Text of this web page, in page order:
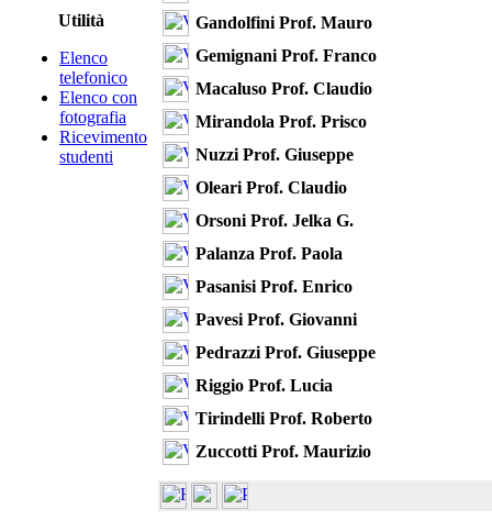
Utilità
Elenco
telefonico
Elenco con
fotografia
Ricevimento
studenti
Gandolfini Prof. Mauro
Gemignani Prof. Franco
Macaluso Prof. Claudio
Mirandola Prof. Prisco
Nuzzi Prof. Giuseppe
Oleari Prof. Claudio
Orsoni Prof. Jelka G.
Palanza Prof. Paola
Pasanisi Prof. Enrico
Pavesi Prof. Giovanni
Pedrazzi Prof. Giuseppe
Riggio Prof. Lucia
Tirindelli Prof. Roberto
Zuccotti Prof. Maurizio